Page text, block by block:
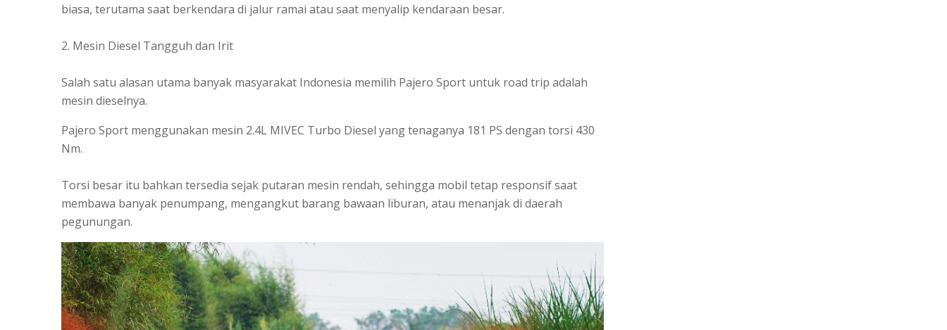
biasa, terutama saat berkendara di jalur ramai atau saat menyalip kendaraan besar.
2. Mesin Diesel Tangguh dan Irit
Salah satu alasan utama banyak masyarakat Indonesia memilih Pajero Sport untuk road trip adalah
mesin dieselnya.
Pajero Sport menggunakan mesin 2.4L MIVEC Turbo Diesel yang tenaganya 181 PS dengan torsi 430
Nm.
Torsi besar itu bahkan tersedia sejak putaran mesin rendah, sehingga mobil tetap responsif saat
membawa banyak penumpang, mengangkut barang bawaan liburan, atau menanjak di daerah
pegunungan.